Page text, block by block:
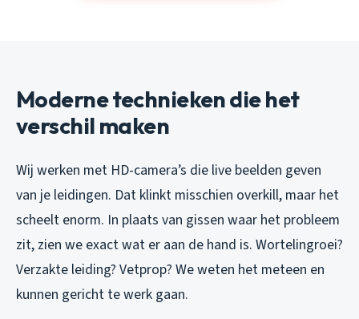
Moderne technieken die het
verschil maken
Wij werken met HD-camera’s die live beelden geven
van je leidingen. Dat klinkt misschien overkill, maar het
scheelt enorm. In plaats van gissen waar het probleem
zit, zien we exact wat er aan de hand is. Wortelingroei?
Verzakte leiding? Vetprop? We weten het meteen en
kunnen gericht te werk gaan.